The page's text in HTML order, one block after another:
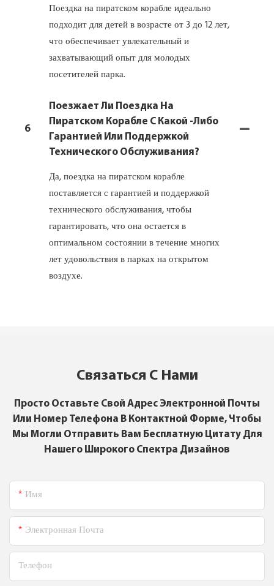
Поездка на пиратском корабле идеально
подходит для детей в возрасте от 3 до 12 лет,
что обеспечивает увлекательный и
захватывающий опыт для молодых
посетителей парка.
6
Поезжает Ли Поездка На
Пиратском Корабле С Какой -либо
Гарантией Или Поддержкой
Технического Обслуживания?
Да, поездка на пиратском корабле
поставляется с гарантией и поддержкой
технического обслуживания, чтобы
гарантировать, что она остается в
оптимальном состоянии в течение многих
лет удовольствия в парках на открытом
воздухе.
Связаться С Нами
Просто Оставьте Свой Адрес Электронной Почты
Или Номер Телефона В Контактной Форме, Чтобы
Мы Могли Отправить Вам Бесплатную Цитату Для
Нашего Широкого Спектра Дизайнов
Имя
Электронная Почта
Телефон